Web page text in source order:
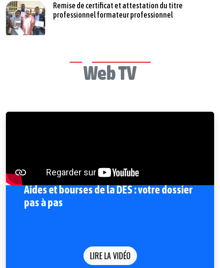
Remise de certificat et attestation du titre
professionnel formateur professionnel
Web TV
Aides et bourses de la DES : votre dossier
pas à pas
LIRE LA VIDÉO